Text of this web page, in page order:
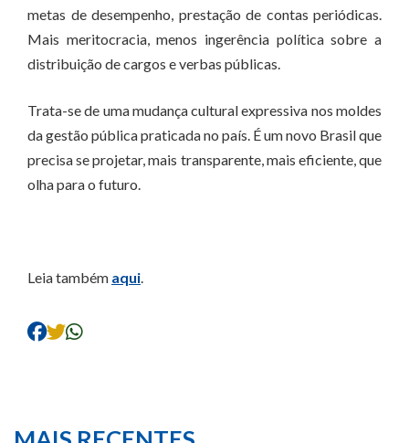
metas de desempenho, prestação de contas periódicas.
Mais meritocracia, menos ingerência política sobre a
distribuição de cargos e verbas públicas.
Trata-se de uma mudança cultural expressiva nos moldes
da gestão pública praticada no país. É um novo Brasil que
precisa se projetar, mais transparente, mais eficiente, que
olha para o futuro.
Leia também aqui.